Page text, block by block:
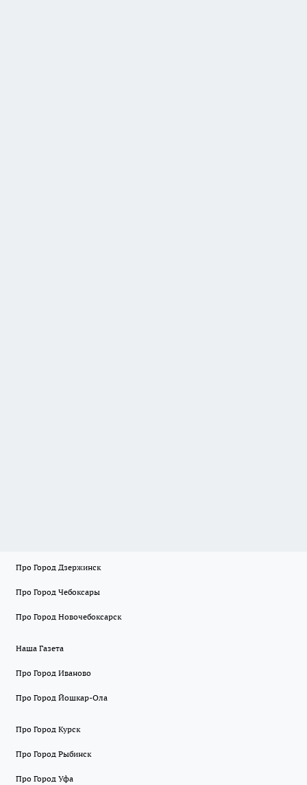
Про Город Дзержинск
Про Город Чебоксары
Про Город Новочебоксарск
Наша Газета
Про Город Иваново
Про Город Йошкар-Ола
Про Город Курск
Про Город Рыбинск
Про Город Уфа